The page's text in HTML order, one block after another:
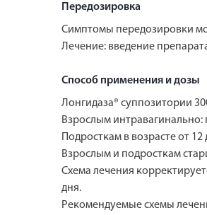
Передозировка
Симптомы передозировки
Лечение: введение
Способ применения и дозы
Лонгидаза® суппозитории
Взрослым
Подросткам в возрасте от
Взрослым и подросткам
Схема лечения
дня.
Рекомендуемые схемы